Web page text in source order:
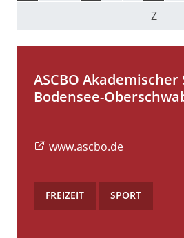
Z
ASCBO Akademischer
Bodensee-
www.ascbo.de
FREIZEIT SPORT